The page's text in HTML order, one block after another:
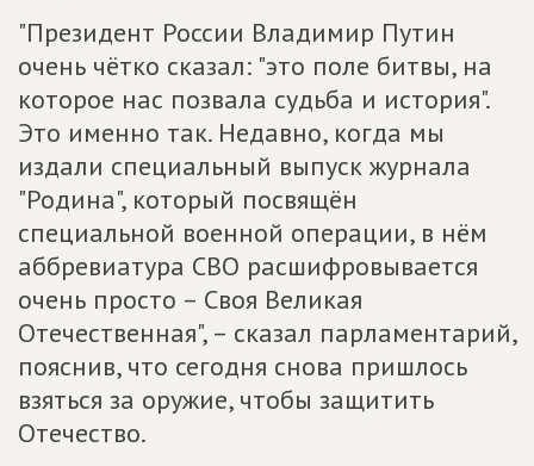
"Президент России Владимир Путин
очень чётко сказал: "это поле битвы, на
которое нас позвала судьба и история".
Это именно так. Недавно, когда мы
издали специальный выпуск журнала
"Родина", который посвящён
специальной военной операции, в нём
аббревиатура СВО расшифровывается
очень просто – Своя Великая
Отечественная", – сказал парламентарий,
пояснив, что сегодня снова пришлось
взяться за оружие, чтобы защитить
Отечество.